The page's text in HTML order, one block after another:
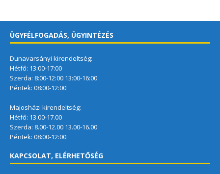
ÜGYFÉLFOGADÁS, ÜGYINTÉZÉS
Dunavarsányi kirendeltség:
Hétfő: 13:00-17:00
Szerda: 8:00-12:00 13:00-16:00
Péntek: 08:00-12:00
Majosházi kirendeltség:
Hétfő: 13.00-17.00
Szerda: 8.00-12.00 13.00-16.00
Péntek: 08:00-12:00
KAPCSOLAT, ELÉRHETŐSÉG